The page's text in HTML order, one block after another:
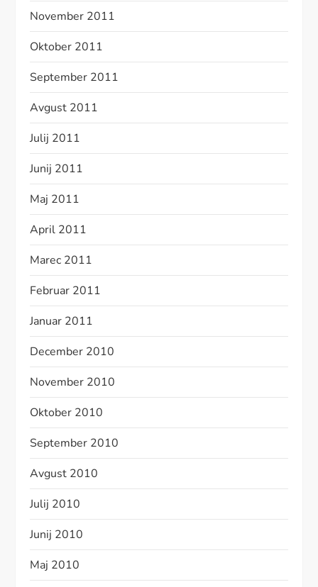
November 2011
Oktober 2011
September 2011
Avgust 2011
Julij 2011
Junij 2011
Maj 2011
April 2011
Marec 2011
Februar 2011
Januar 2011
December 2010
November 2010
Oktober 2010
September 2010
Avgust 2010
Julij 2010
Junij 2010
Maj 2010